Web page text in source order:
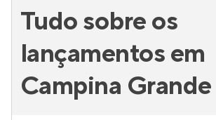
Tudo sobre os
lançamentos em
Campina Grande